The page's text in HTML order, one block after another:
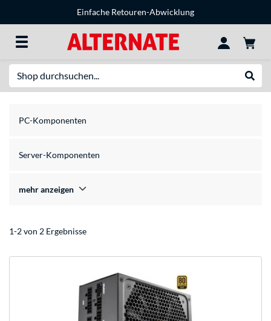
Einfache Retouren-Abwicklung
PC-Komponenten
Server-Komponenten
mehr anzeigen
1-2 von 2 Ergebnisse